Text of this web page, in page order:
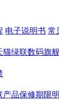
电子说明书 常
猫绿联数码旗
产品保修期限